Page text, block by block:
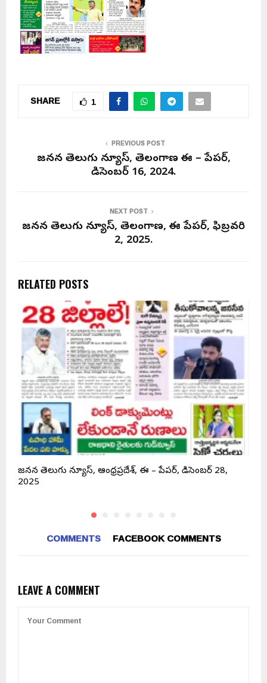
SHARE 1
PREVIOUS POST
జనసేన తెలుగు న్యూస్, తెలంగాణ ఈ – పేపర్,
డిసెంబర్ 16, 2024.
NEXT POST
జనసేన తెలుగు న్యూస్, తెలంగాణ, ఈ పేపర్, ఫిబ్రవరి
2, 2025.
RELATED POSTS
జనసేన తెలుగు న్యూస్, ఆంధ్రప్రదేశ్, ఈ – పేపర్, డిసెంబర్ 28,
2025
COMMENTS FACEBOOK COMMENTS
LEAVE A COMMENT